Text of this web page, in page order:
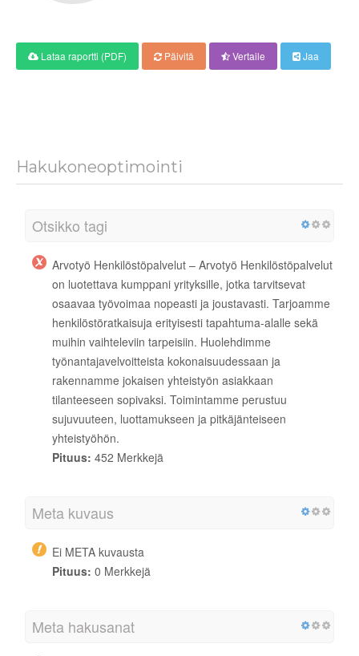
Lataa raportti (PDF) Päivitä Vertaile Jaa
Hakukoneoptimointi
Otsikko tagi
Arvotyö Henkilöstöpalvelut – Arvotyö Henkilöstöpalvelut
on luotettava kumppani yrityksille, jotka tarvitsevat
osaavaa työvoimaa nopeasti ja joustavasti. Tarjoamme
henkilöstöratkaisuja erityisesti tapahtuma-alalle sekä
muihin vaihteleviin tarpeisiin. Huolehdimme
työnantajavelvoitteista kokonaisuudessaan ja
rakennamme jokaisen yhteistyön asiakkaan
tilanteeseen sopivaksi. Toimintamme perustuu
sujuvuuteen, luottamukseen ja pitkäjänteiseen
yhteistyöhön.
Pituus: 452 Merkkejä
Meta kuvaus
Ei META kuvausta
Pituus: 0 Merkkejä
Meta hakusanat